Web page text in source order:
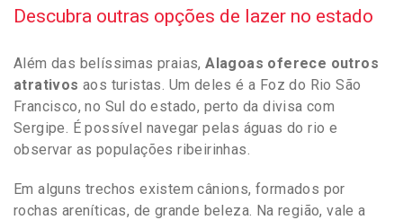
Descubra outras opções de lazer no estado
Além das belíssimas praias,Alagoas oferece outros
atrativos aos turistas. Um deles é a Foz do Rio São
Francisco, no Sul do estado, perto da divisa com
Sergipe. É possível navegar pelas águas do rio e
observar as populações ribeirinhas.
Em alguns trechos existem cânions, formados por
rochas areníticas, de grande beleza. Na região, vale a